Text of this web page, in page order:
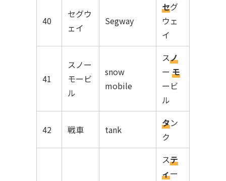
40
セグウ
ェイ
Segway
セグ
ウェ
イ
41
スノー
モービ
ル
snow
mobile
スノ
ーモ
ービ
ル
42 戦車 tank
タン
ク
ステ
ィー